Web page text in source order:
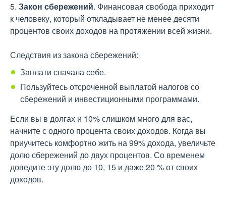
5. Закон сбережений. Финансовая свобода приходит
к человеку, который откладывает не менее десяти
процентов своих доходов на протяжении всей жизни.
Следствия из закона сбережений:
Заплати сначала себе.
Пользуйтесь отсроченной выплатой налогов со
сбережений и инвестиционными программами.
Если вы в долгах и 10% слишком много для вас,
начните с одного процента своих доходов. Когда вы
приучитесь комфортно жить на 99% дохода, увеличьте
долю сбережений до двух процентов. Со временем
доведите эту долю до 10, 15 и даже 20 % от своих
доходов.